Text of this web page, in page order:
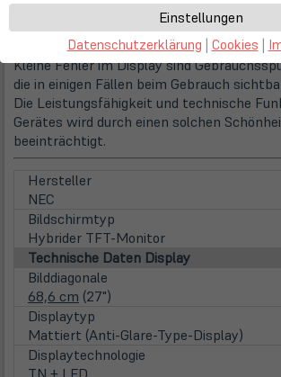
Displaymangel (Leichte Kratzer /
Kleine Fehler im Display sind
die in einigen Fällen beim Gebrauch
Die Leistungsfähigkeit und technische
Gerätes wird durch einen solchen
beeinträchtigt.
Hersteller
NEC
Bildschirmtyp
Hybrider TFT-Monitor
Technische Daten Display
Bilddiagonale
68,6 cm (27")
Displaytyp
Mattiert (Anti-Glare-Type-Display)
Displaytechnologie
TN + LED
Einstellungen
Datenschutzerklärung | Cookies |